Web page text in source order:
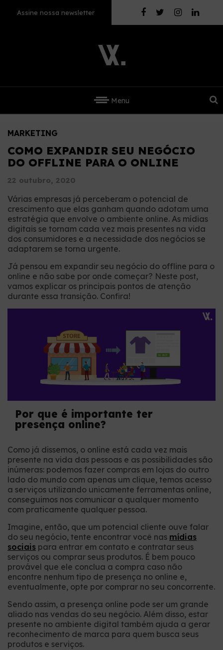
Assine nossa newsletter
Menu
MARKETING
COMO EXPANDIR SEU NEGÓCIO
DO OFFLINE PARA O ONLINE
22 outubro, 2020
Várias empresas já perceberam o potencial de
crescimento que elas ganham quando adotam uma
estratégia que envolve o ambiente online. As mídias
digitais se tornam cada vez mais presentes na vida
dos consumidores e a necessidade dos negócios se
adaptarem se torna urgente.
Já pensou em expandir seu negócio do offline para o
online e não sabe por onde começar? Neste post,
vamos explicar os principais pontos de atenção
durante essa transição. Confira!
Por que é importante ter
presença online?
Como já dissemos, o online está cada vez mais
presente na vida das pessoas e as possibilidades são
inúmeras: podemos fazer compras em lojas do outro
lado do mundo com apenas um clique, temos acesso
a serviços utilizando unicamente ferramentas online,
conseguimos nos comunicar a qualquer momento
com praticamente qualquer pessoa.
Imagine, então, que um potencial cliente ouve falar
do seu negócio, tente encontrar você nas mídias
sociais para entrar em contato e contratar seus
serviços ou comprar seus produtos. É bem pouco
provável que ele conclua a compra caso não
encontre nenhum tipo de presença no online e,
eventualmente, opte por comprar no seu concorrente.
Sendo assim, a presença online pode ser um grande
aliado nas vendas do seu negócio. Além disso, estar
presente no ambiente digital também ajuda a gerar
reconhecimento de marca para quem busca seus
produtos e serviços.